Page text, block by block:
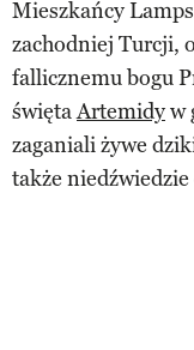
Mieszkańcy
zachodniej Turcji,
fallicznemu bogu
świętaArtemidyw
zaganiali żywe
także